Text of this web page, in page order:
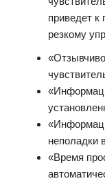
приведет к
резкому
неполадки
«Время